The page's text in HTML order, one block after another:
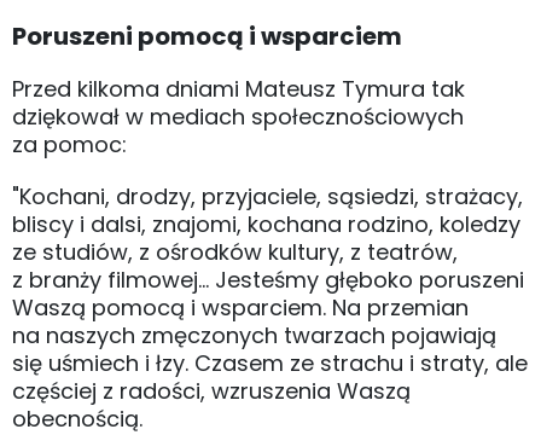
Poruszeni pomocą i wsparciem
Przed kilkoma dniami Mateusz Tymura tak
dziękował w mediach społecznościowych
za pomoc:
"Kochani, drodzy, przyjaciele, sąsiedzi, strażacy,
bliscy i dalsi, znajomi, kochana rodzino, koledzy
ze studiów, z ośrodków kultury, z teatrów,
z branży filmowej... Jesteśmy głęboko poruszeni
Waszą pomocą i wsparciem. Na przemian
na naszych zmęczonych twarzach pojawiają
się uśmiech i łzy. Czasem ze strachu i straty, ale
częściej z radości, wzruszenia Waszą
obecnością.